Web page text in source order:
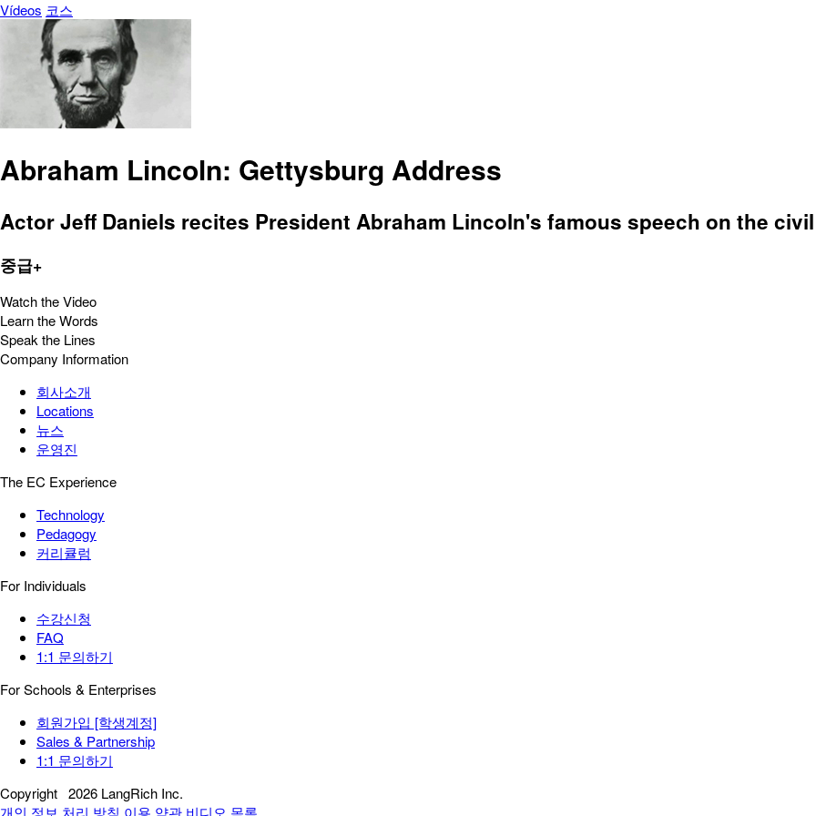
Vídeos 코스
Abraham Lincoln: Gettysburg Address
Actor Jeff Daniels recites President Abraham Lincoln's famous speech on the
중급+
Watch the Video
Learn the Words
Speak the Lines
Company Information
회사소개
Locations
뉴스
운영진
The EC Experience
Technology
Pedagogy
커리큘럼
For Individuals
수강신청
FAQ
1:1 문의하기
For Schools & Enterprises
회원가입 [학생계정]
Sales & Partnership
1:1 문의하기
Copyright 2026 LangRich Inc.